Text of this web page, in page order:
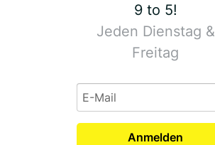
9 to 5!
Jeden Dienstag &
Freitag
Anmelden